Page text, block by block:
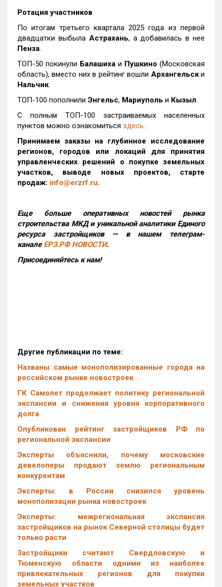
Ротация участников
По итогам третьего квартала 2025 года из первой
двадцатки выбыла Астрахань, а добавилась в нее
Пенза.
ТОП-50 покинули Балашиха и Пушкино (Московская
область), вместо них в рейтинг вошли Архангельски
Нальчик.
ТОП-100 пополнили Энгельс, Мариуполь и Кызыл.
С полным ТОП-100 застраиваемых населенных
пунктов можно ознакомиться здесь.
Принимаем заказы на глубинное исследование
регионов, городов или локаций для принятия
управленческих решений о покупке земельных
участков, выводе новых проектов, старте
продаж: info@erzrf.ru.
Еще больше оперативных новостей рынка
строительства МКД и уникальной аналитики Единого
ресурса застройщиков — в нашем телеграм-
канале ЕРЗ.РФ НОВОСТИ.
Присоединяйтесь к нам!
Другие публикации по теме:
Названы самые монополизированные города на
российском рынке новостроек
ГК Самолет продолжает политику региональной
экспансии и снижения уровня корпоративного
долга
Опубликован рейтинг застройщиков РФ по
региональной экспансии
Эксперты объяснили, почему московские
девелоперы продают землю региональным
конкурентам
Эксперты: в России снизился уровень
монополизации рынка новостроек
Эксперты: межрегиональная экспансия
застройщиков на рынок Северной столицы будет
только расти
Застройщики считают Свердловскую и
Тюменскую области одними из наиболее
привлекательных регионов для покупки
земельных участков